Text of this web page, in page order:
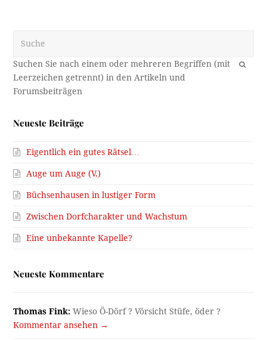
OK
Neueste Beiträge
Eigentlich ein gutes Rätsel…
Auge um Auge (V.)
Büchsenhausen in lustiger Form
Zwischen Dorfcharakter und Wachstum
Eine unbekannte Kapelle?
Neueste Kommentare
Thomas Fink: Wieso Ö-Dörf ? Vörsicht Stüfe, öder ?
Kommentar ansehen →